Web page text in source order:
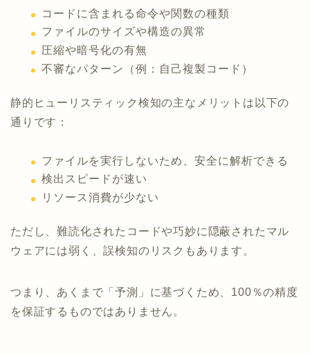
コードに含まれる命令や関数の種類
ファイルのサイズや構造の異常
圧縮や暗号化の有無
不審なパターン（例：自己複製コード）
静的ヒューリスティック検知の主なメリットは以下の
通りです：
ファイルを実行しないため、安全に解析できる
検出スピードが速い
リソース消費が少ない
ただし、難読化されたコードや巧妙に隠蔽されたマル
ウェアには弱く、誤検知のリスクもあります。
つまり、あくまで「予測」に基づくため、100％の精度
を保証するものではありません。